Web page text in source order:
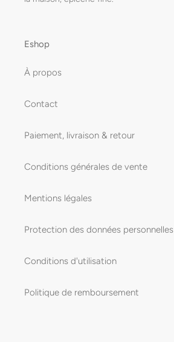
Eshop
À propos
Contact
Paiement, livraison & retour
Conditions générales de vente
Mentions légales
Protection des données personnelles
Conditions d'utilisation
Politique de remboursement